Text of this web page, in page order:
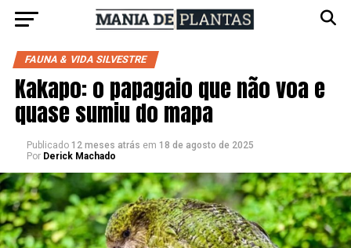
FAUNA & VIDA SILVESTRE
Kakapo: o papagaio que não voa e
quase sumiu do mapa
Publicado 12 meses atrás em 18 de agosto de 2025
Por Derick Machado